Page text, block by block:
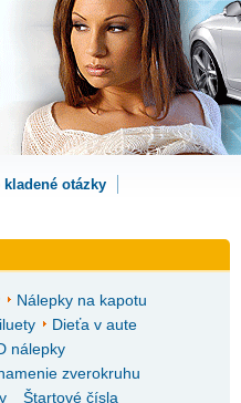
kladené otázky
Nálepky na kapotu
Dieťa v aute
nálepky
zverokruhu
Štartové čísla